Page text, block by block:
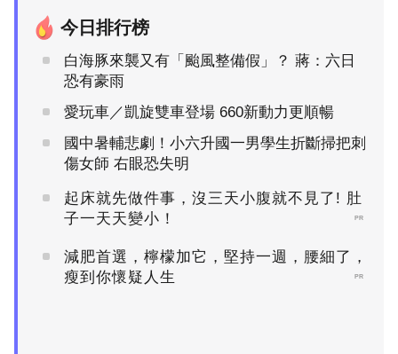
今日排行榜
白海豚來襲又有「颱風整備假」？ 蔣：六日
恐有豪雨
愛玩車／凱旋雙車登場 660新動力更順暢
國中暑輔悲劇！小六升國一男學生折斷掃把刺
傷女師 右眼恐失明
起床就先做件事，沒三天小腹就不見了! 肚
子一天天變小！
PR
減肥首選，檸檬加它，堅持一週，腰細了，
瘦到你懷疑人生
PR